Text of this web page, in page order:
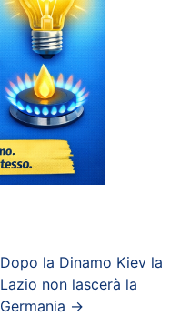
Dopo la Dinamo Kiev la
Lazio non lascerà la
Germania →